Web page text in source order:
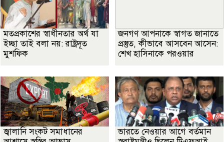
মতপ্রকাশের স্বাধীনতার অর্থ যা
ইচ্ছা তাই বলা নয়: রাষ্ট্রদূত
মুশফিক
জনগণ আপনাকে স্বাগত জানাতে
প্রস্তুত, কীভাবে আসবেন আসেন:
শেখ হাসিনাকে পরওয়ার
জ্বালানি সংকট সমাধানের
ভারতে নেওয়ার আগে বর্তমান